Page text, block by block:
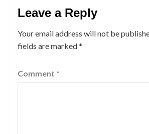
Leave a Reply
Your email address will not be
fields are marked*
Comment *